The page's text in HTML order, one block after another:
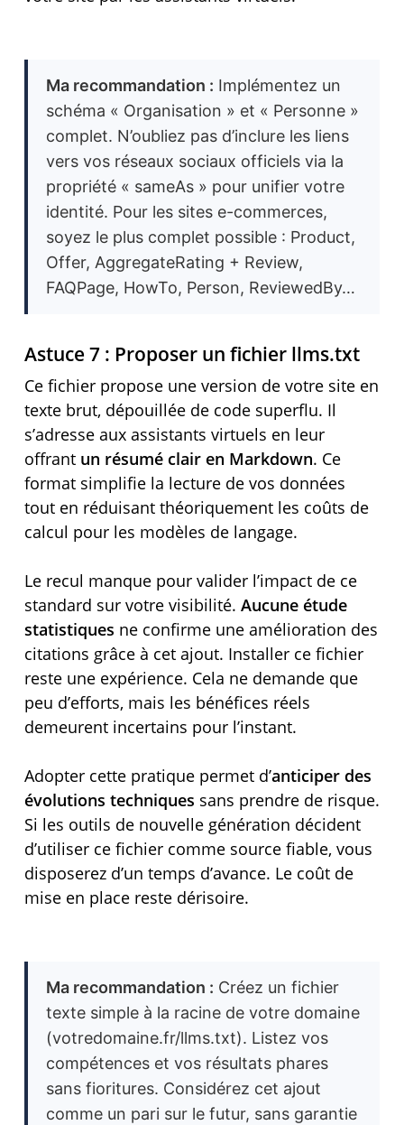
Ma recommandation : Implémentez un
schéma « Organisation » et « Personne »
complet. N’oubliez pas d’inclure les liens
vers vos réseaux sociaux officiels via la
propriété « sameAs » pour unifier votre
identité. Pour les sites e-commerces,
soyez le plus complet possible : Product,
Offer, AggregateRating + Review,
FAQPage, HowTo, Person, ReviewedBy…
Astuce 7 : Proposer un fichier llms.txt
Ce fichier propose une version de votre site en
texte brut, dépouillée de code superflu. Il
s’adresse aux assistants virtuels en leur
offrant un résumé clair en Markdown. Ce
format simplifie la lecture de vos données
tout en réduisant théoriquement les coûts de
calcul pour les modèles de langage.
Le recul manque pour valider l’impact de ce
standard sur votre visibilité. Aucune étude
statistiques ne confirme une amélioration des
citations grâce à cet ajout. Installer ce fichier
reste une expérience. Cela ne demande que
peu d’efforts, mais les bénéfices réels
demeurent incertains pour l’instant.
Adopter cette pratique permet d’anticiper des
évolutions techniques sans prendre de risque.
Si les outils de nouvelle génération décident
d’utiliser ce fichier comme source fiable, vous
disposerez d’un temps d’avance. Le coût de
mise en place reste dérisoire.
Ma recommandation : Créez un fichier
texte simple à la racine de votre domaine
(votredomaine.fr/llms.txt). Listez vos
compétences et vos résultats phares
sans fioritures. Considérez cet ajout
comme un pari sur le futur, sans garantie